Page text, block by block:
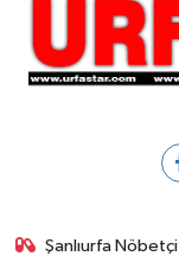
Şanlıurfa Nöbetçi